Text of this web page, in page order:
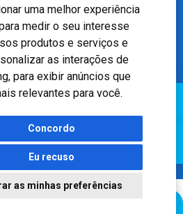
uma melhor experiência
medir o seu interesse
produtos e serviços e
as interações de
, para exibir anúncios que
relevantes para você.
Concordo
Eu recuso
as minhas preferências
andar – Floresta, Porto Alegre – RS,
Luiz Antonio Nasi - CREMERS 11217
- Registro Empresa (CRM-RS): 425